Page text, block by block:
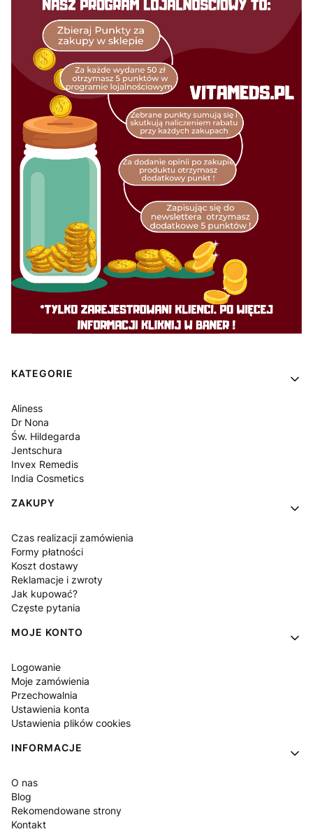
Linki w stopce
KATEGORIE
Aliness
Dr Nona
Św. Hildegarda
Jentschura
Invex Remedis
India Cosmetics
ZAKUPY
Czas realizacji zamówienia
Formy płatności
Koszt dostawy
Reklamacje i zwroty
Jak kupować?
Częste pytania
MOJE KONTO
Logowanie
Moje zamówienia
Przechowalnia
Ustawienia konta
Ustawienia plików cookies
INFORMACJE
O nas
Blog
Rekomendowane strony
Kontakt